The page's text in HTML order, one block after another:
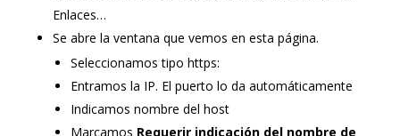
Enlaces…
Se abre la ventana que vemos en esta página.
Seleccionamos tipo https:
Entramos la IP. El puerto lo da automáticamente
Indicamos nombre del host
Marcamos Requerir indicación del nombre de